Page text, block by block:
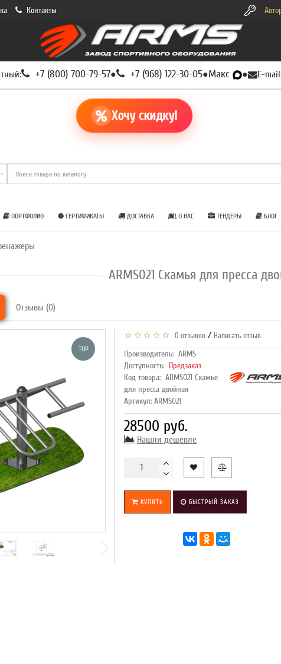
Контакты
+7 (800) 700-79-57● +7 (968) 122-30-05●Макс ● E-mail:
Хочу скидку!
ПОРТФОЛИО СЕРТИФИКАТЫ ДОСТАВКА О НАС ТЕНДЕРЫ БЛОГ
ARMS021 Скамья для пресса
Отзывы (0)
TOP
0 отзывов / Написать отзыв
Производитель: ARMS
Доступность: Предзаказ
Код товара: ARMS021 Скамья
для пресса двойная
Артикул: ARMS021
28500 руб.
Нашли дешевле
КУПИТЬ БЫСТРЫЙ ЗАКАЗ